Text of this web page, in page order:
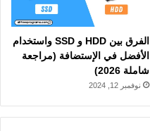
الفرق بين HDD و SSD واستخدام
الأفضل في الإستضافة (مراجعة
شاملة 2026)
نوفمبر 12, 2024